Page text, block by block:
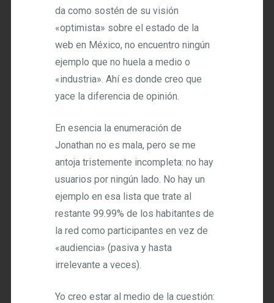
da como sostén de su visión
«optimista» sobre el estado de la
web en México, no encuentro ningún
ejemplo que no huela a medio o
«industria». Ahí es donde creo que
yace la diferencia de opinión.
En esencia la enumeración de
Jonathan no es mala, pero se me
antoja tristemente incompleta: no hay
usuarios por ningún lado. No hay un
ejemplo en esa lista que trate al
restante 99.99% de los habitantes de
la red como participantes en vez de
«audiencia» (pasiva y hasta
irrelevante a veces).
Yo creo estar al medio de la cuestión: